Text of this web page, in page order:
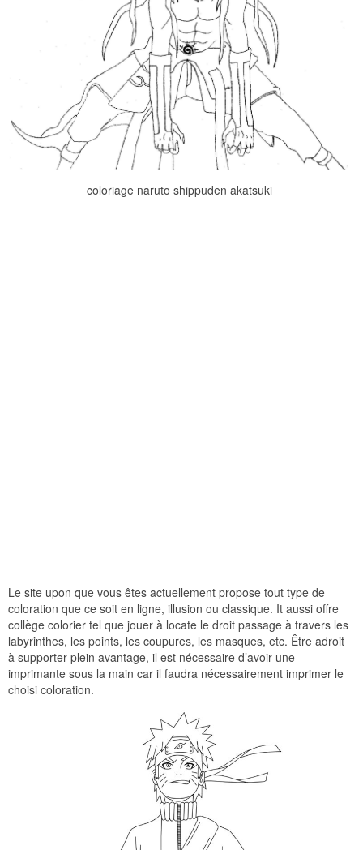
coloriage naruto shippuden akatsuki
Le site upon que vous êtes actuellement propose tout type de
coloration que ce soit en ligne, illusion ou classique. It aussi offre
collège colorier tel que jouer à locate le droit passage à travers les
labyrinthes, les points, les coupures, les masques, etc. Être adroit
à supporter plein avantage, il est nécessaire d’avoir une
imprimante sous la main car il faudra nécessairement imprimer le
choisi coloration.